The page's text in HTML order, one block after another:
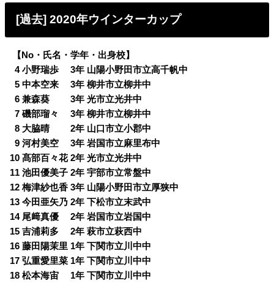
[過去] 2020年ウインターカップ
【No・氏名・学年・出身校】
04 小野瑞歩 3年 山陽小野田市立高千帆中
05 中本空来 3年 柳井市立柳井中
06 兼森葵 3年 光市立光井中
07 磯部瑠々 3年 柳井市立柳井中
08 大脇晴 2年 山口市立小郡中
09 河村美空 3年 岩国市立麻里布中
10 髙部百々花 2年 光市立光井中
11 池田優美子 2年 宇部市立常盤中
12 梅津紗也香 3年 山陽小野田市立厚狭中
13 今田亜矢乃 2年 下松市立末武中
14 尾﨑真優 2年 岩国市立岩国中
15 吉浦莉多 2年 萩市立萩西中
16 藤田陽茉里 1年 下関市立川中中
17 弘重愛里菜 1年 下関市立川中中
18 松本海宙 1年 下関市立川中中